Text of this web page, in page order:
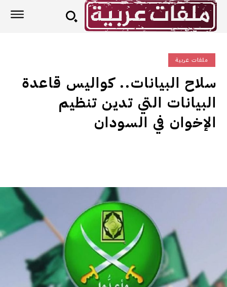
ملفات عربية
سلاح البيانات.. كواليس قاعدة
البيانات التي تدين تنظيم
الإخوان في السودان